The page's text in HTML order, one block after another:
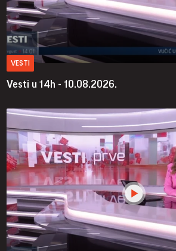
VESTI
Vesti u 14h - 10.08.2026.